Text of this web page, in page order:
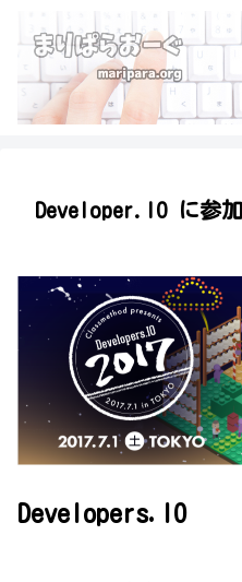
Developer.IO に参
Developers.IO